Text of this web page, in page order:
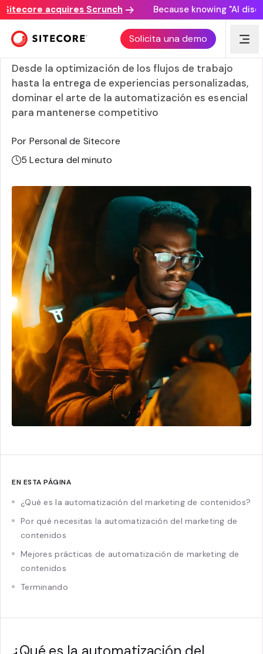
acquires Scrunch Because knowing "AI
Solicita una demo
Mejores prácticas de automatización de marketing de
contenidos
Desde la optimización de los flujos de trabajo
hasta la entrega de experiencias personalizadas,
dominar el arte de la automatización es esencial
para mantenerse competitivo
Por Personal de Sitecore
5 Lectura del minuto
EN ESTA PÁGINA
¿Qué es la automatización del marketing de contenidos?
Por qué necesitas la automatización del marketing de
contenidos
Mejores prácticas de automatización de marketing de
contenidos
Terminando